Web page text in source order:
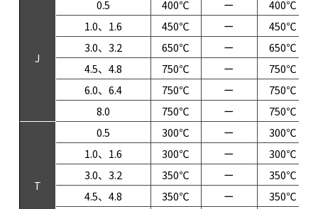
J
0.5 400℃ ー
400℃
1.0、1.6
450℃ ー
450℃
3.0、3.2
650℃ ー
650℃
4.5、4.8
750℃ ー
750℃
6.0、6.4
750℃ ー
750℃
8.0
750℃ ー 750℃
T
0.5 300℃ ー
300℃
1.0、1.6
300℃ ー
300℃
3.0、3.2
350℃ ー
350℃
4.5、4.8
350℃ ー
350℃